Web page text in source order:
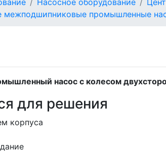
Насосное оборудование
межподшипниковые промышленные
насос c колесом
для решения
корпуса